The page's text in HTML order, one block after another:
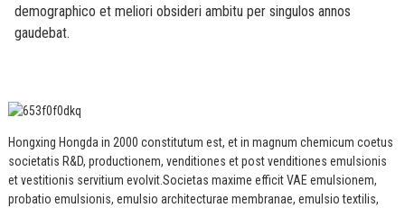
demographico et meliori obsideri ambitu per singulos annos
gaudebat.
Hongxing Hongda in 2000 constitutum est, et in magnum chemicum coetus
societatis R&D, productionem, venditiones et post venditiones emulsionis
et vestitionis servitium evolvit.Societas maxime efficit VAE emulsionem,
probatio emulsionis, emulsio architecturae membranae, emulsio textilis,